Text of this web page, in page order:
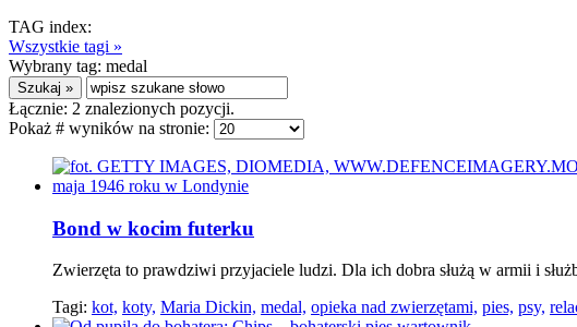
TAG index:
Wszystkie tagi »
Wybrany tag: medal
Łącznie: 2 znalezionych pozycji.
Pokaż # wyników na stronie:
Bond w kocim futerku
Zwierzęta to prawdziwi przyjaciele ludzi. Dla ich dobra służą w armii i
Tagi: kot, koty, Maria Dickin, medal, opieka nad zwierzętami, pies, psy,